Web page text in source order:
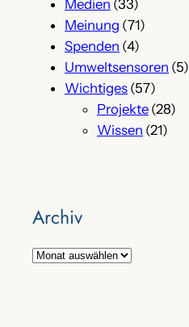
Medien (33)
Meinung (71)
Spenden (4)
Umweltsensoren (5)
Wichtiges (57)
Projekte (28)
Wissen (21)
Archiv
A